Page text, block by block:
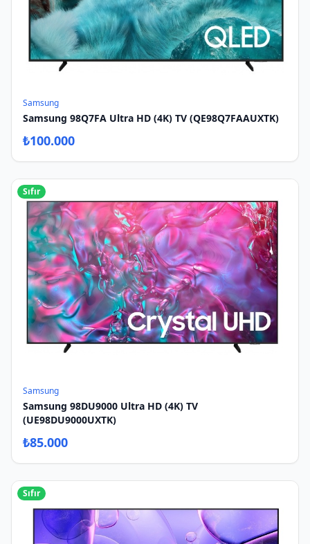
Samsung
Samsung 98Q7FA Ultra HD (4K) TV (QE98Q7FAAUXTK)
₺100.000
Sıfır
Samsung
Samsung 98DU9000 Ultra HD (4K) TV
(UE98DU9000UXTK)
₺85.000
Sıfır